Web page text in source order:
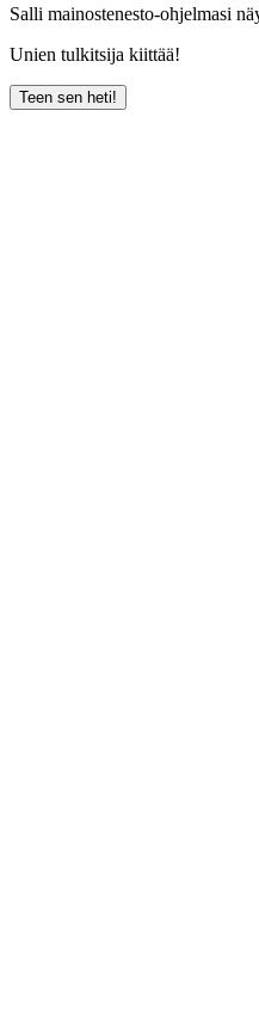
Salli mainostenesto-ohjelmasi
Unien tulkitsija kiittää!
Teen sen heti!